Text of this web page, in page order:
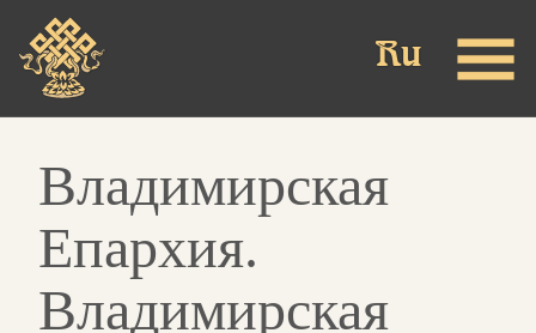
main
content
Владимирская
Епархия.
Владимирская